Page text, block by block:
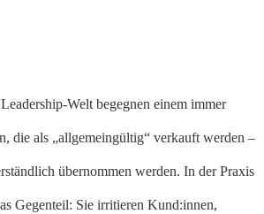
Welt begegnen einem immer
die als „allgemeingültig“ verkauft werden –
übernommen werden. In der Praxis
Gegenteil: Sie irritieren Kund:innen,